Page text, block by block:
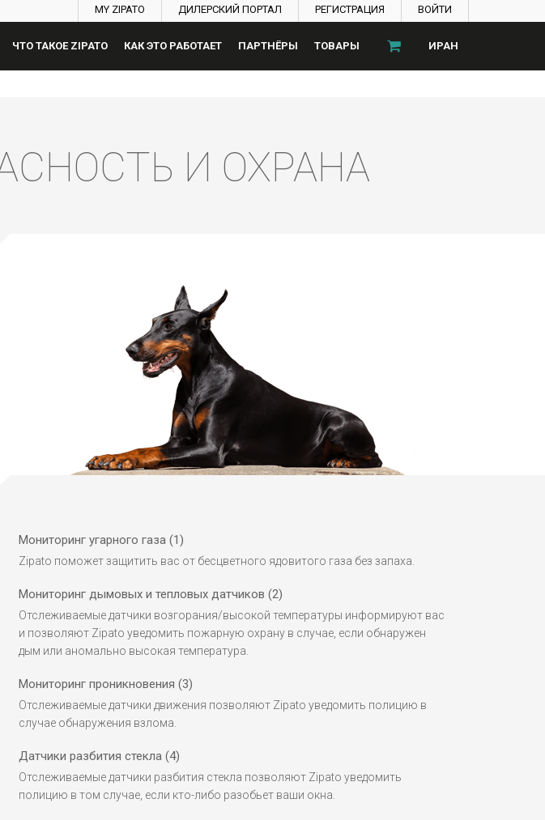
MY ZIPATO ДИЛЕРСКИЙ ПОРТАЛ РЕГИСТРАЦИЯ ВОЙТИ
ЧТО ТАКОЕ ZIPATO КАК ЭТО РАБОТАЕТ ПАРТНЁРЫ ТОВАРЫ ИРАН
И ОХРАНА
Мониторинг угарного газа (1)
Zipato поможет защитить вас от бесцветного ядовитого газа без запаха.
Мониторинг дымовых и тепловых датчиков (2)
Отслеживаемые датчики возгорания/высокой температуры информируют вас
и позволяют Zipato уведомить пожарную охрану в случае, если обнаружен
дым или аномально высокая температура.
Мониторинг проникновения (3)
Отслеживаемые датчики движения позволяют Zipato уведомить полицию в
случае обнаружения взлома.
Датчики разбития стекла (4)
Отслеживаемые датчики разбития стекла позволяют Zipato уведомить
полицию в том случае, если кто-либо разобьет ваши окна.